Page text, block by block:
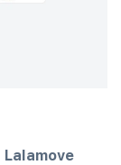
Lalamove